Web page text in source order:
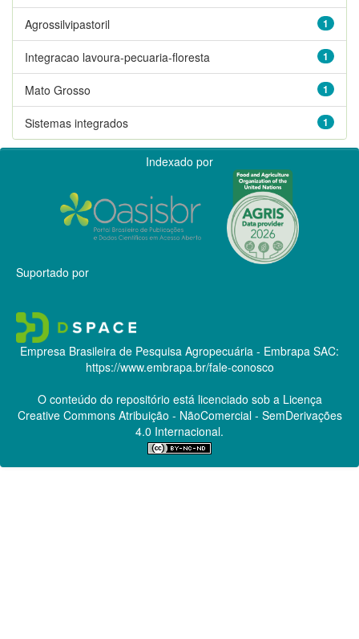
1
Agrossilvipastoril
1
Integracao lavoura-pecuaria-floresta
1
Mato Grosso
1
Sistemas integrados
Indexado por
Suportado por
Empresa Brasileira de Pesquisa Agropecuária - Embrapa SAC:
https://www.embrapa.br/fale-conosco
O conteúdo do repositório está licenciado sob a Licença
Creative CommonsAtribuição - NãoComercial - SemDerivações
4.0 Internacional.